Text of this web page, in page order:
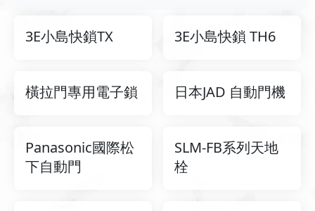
3E小島快鎖TX 3E小島快鎖 TH6
橫拉門專用電子鎖 日本JAD 自動門機
Panasonic國際松
下自動門
SLM-FB系列天地
栓